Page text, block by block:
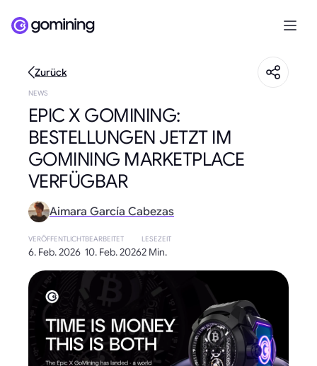
Zurück
NEWS
EPIC X GOMINING:
BESTELLUNGEN JETZT IM
GOMINING MARKETPLACE
VERFÜGBAR
Aimara García Cabezas
VERÖFFENTLICHT
6. Feb. 2026
BEARBEITET
10. Feb. 2026
LESEZEIT
2 Min.